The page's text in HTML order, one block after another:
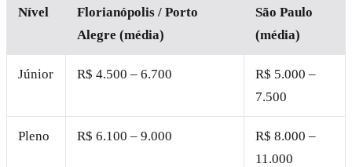
Nível
Florianópolis / Porto
Alegre (média)
São Paulo
(média)
Júnior R$ 4.500 – 6.700
R$ 5.000 –
7.500
Pleno R$ 6.100 – 9.000
R$ 8.000 –
11.000